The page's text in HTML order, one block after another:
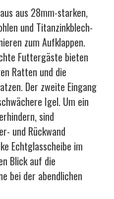
aus 28mm-starken,
und Titanzinkblech-
zum Aufklappen.
Futtergäste bieten
Ratten und die
Der zweite Eingang
Igel. Um ein
sind
und Rückwand
Echtglasscheibe im
Blick auf die
bei der abendlichen